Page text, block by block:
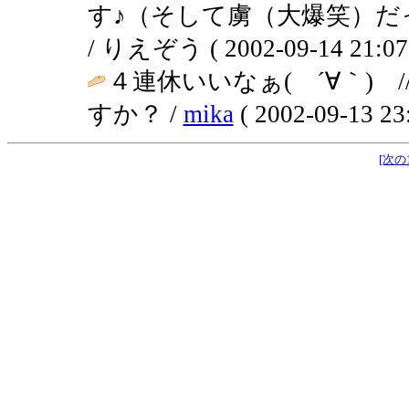
す♪（そして虜（大爆笑）
/ りえぞう ( 2002-09-14
４連休いいなぁ( ´∀｀)
すか？ / mika ( 2002-09-13
[次